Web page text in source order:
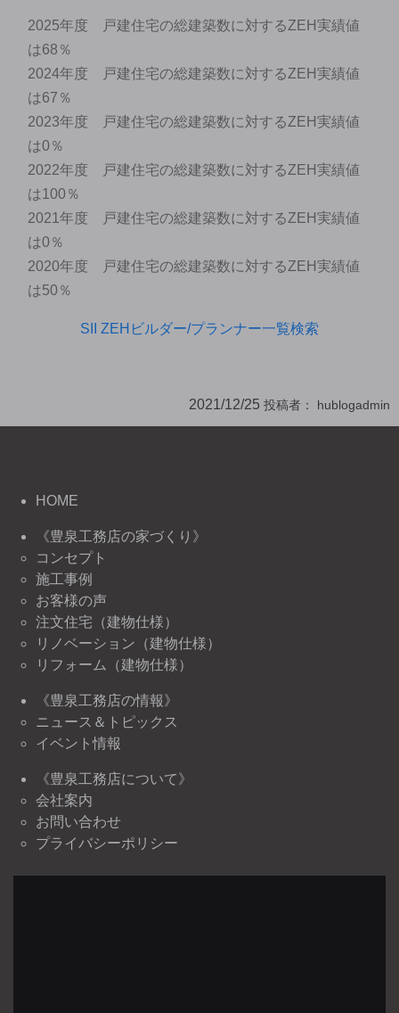
2025年度 戸建住宅の総建築数に対するZEH実績値
は68％
2024年度 戸建住宅の総建築数に対するZEH実績値
は67％
2023年度 戸建住宅の総建築数に対するZEH実績値
は0％
2022年度 戸建住宅の総建築数に対するZEH実績値
は100％
2021年度 戸建住宅の総建築数に対するZEH実績値
は0％
2020年度 戸建住宅の総建築数に対するZEH実績値
は50％
SII ZEHビルダー/プランナー一覧検索
2021/12/25 投稿者： hublogadmin
HOME
《豊泉工務店の家づくり》
コンセプト
施工事例
お客様の声
注文住宅（建物仕様）
リノベーション（建物仕様）
リフォーム（建物仕様）
《豊泉工務店の情報》
ニュース＆トピックス
イベント情報
《豊泉工務店について》
会社案内
お問い合わせ
プライバシーポリシー